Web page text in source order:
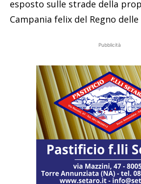
esposto sulle strade della
Campania felix del Regno delle
Pubblicità